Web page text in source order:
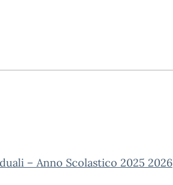
– Anno Scolastico 2025 2026